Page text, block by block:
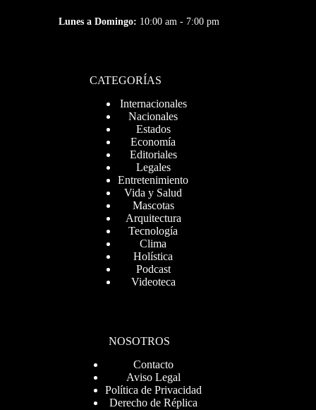
Lunes a Domingo: 10:00 am - 7:00 pm
CATEGORÍAS
Internacionales
Nacionales
Estados
Economía
Editoriales
Legales
Entretenimiento
Vida y Salud
Mascotas
Arquitectura
Tecnología
Clima
Holística
Podcast
Videoteca
NOSOTROS
Contacto
Aviso Legal
Política de Privacidad
Derecho de Réplica